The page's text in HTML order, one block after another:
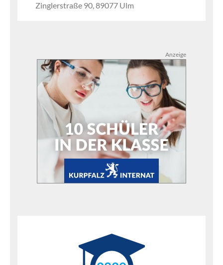
Zinglerstraße 90, 89077 Ulm
Anzeige